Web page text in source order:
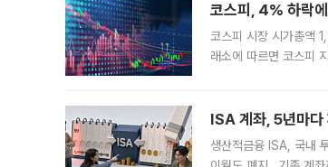
코스피, 4% 하락
코스피 시장 시가총액
래소에 따르면 코스피
ISA 계좌, 5년마
생산적금융 ISA, 국내